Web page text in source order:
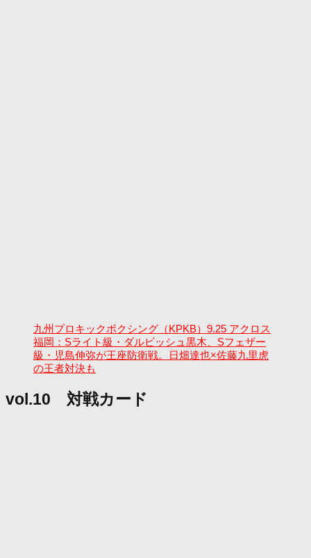
九州プロキックボクシング（KPKB）9.25 アクロス
福岡：Sライト級・ダルビッシュ黒木、Sフェザー
級・児島伸弥が王座防衛戦。日畑達也×佐藤九里虎
の王者対決も
vol.10 対戦カード